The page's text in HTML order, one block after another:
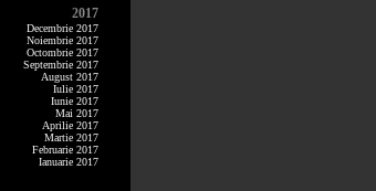
2017
Decembrie 2017
Noiembrie 2017
Octombrie 2017
Septembrie 2017
August 2017
Iulie 2017
Iunie 2017
Mai 2017
Aprilie 2017
Martie 2017
Februarie 2017
Ianuarie 2017